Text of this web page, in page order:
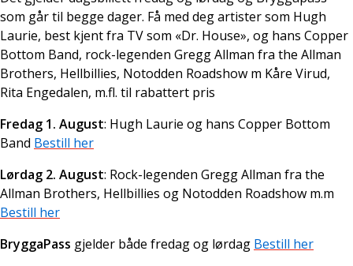
som går til begge dager. Få med deg artister som Hugh
Laurie, best kjent fra TV som «Dr. House», og hans Copper
Bottom Band, rock-legenden Gregg Allman fra the Allman
Brothers, Hellbillies, Notodden Roadshow m Kåre Virud,
Rita Engedalen, m.fl. til rabattert pris
Fredag 1. August: Hugh Laurie og hans Copper Bottom
Band Bestill her
Lørdag 2. August: Rock-legenden Gregg Allman fra the
Allman Brothers, Hellbillies og Notodden Roadshow m.m
Bestill her
BryggaPass gjelder både fredag og lørdag Bestill her